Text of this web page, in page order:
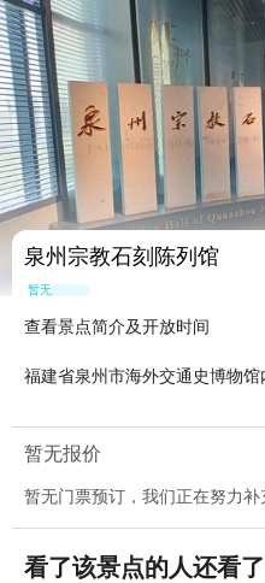
泉州宗教石刻陈列馆
暂无点评
查看景点简介及开放时间
福建省泉州市海外交通史博物馆
暂无报价
暂无门票预订，我们正在努力补
看了该景点的人还看了
